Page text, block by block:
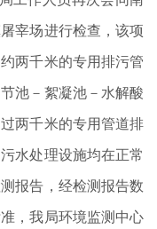
宰场进行检查，该项
两千米的专用排污管
池－絮凝池－水解酸
两千米的专用管道排
水处理设施均在正常
报告，经检测报告数
，我局环境监测中心